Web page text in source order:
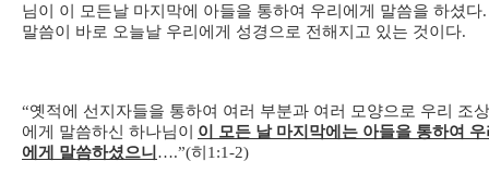
님이 이 모든날 마지막에 아들을 통하여 우리에게 말씀을 하셨다.
말씀이 바로 오늘날 우리에게 성경으로 전해지고 있는 것이다.
“옛적에 선지자들을 통하여 여러 부분과 여러 모양으로 우리 조
에게 말씀하신 하나님이
이 모든 날 마지막에는 아들을 통하여 우
에게 말씀하셨으니 ….”(히 1:1-2)